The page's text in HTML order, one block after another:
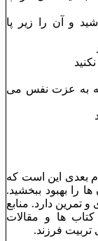
و آن را زیر پا
به عزت نفس می
بعدی این است که
را بهبود ببخشید.
تمرین دارد. منابع
کتاب‌ ها و مقالات
فرزند.